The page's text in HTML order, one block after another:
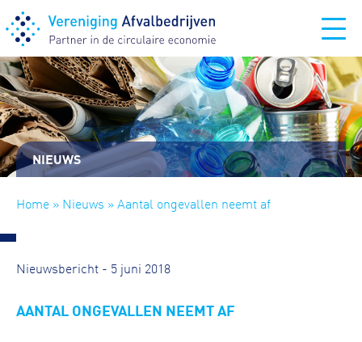
NIEUWS
Home » Nieuws » Aantal ongevallen neemt af
Nieuwsbericht - 5 juni 2018
AANTAL ONGEVALLEN NEEMT AF